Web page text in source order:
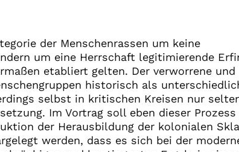
der Menschenrassen um keine
um eine Herrschaft legitimierende
etabliert gelten. Der verworrene und
historisch als
selbst in kritischen Kreisen nur
Im Vortrag soll eben dieser Prozess
der Herausbildung der kolonialen
werden, dass es sich bei der